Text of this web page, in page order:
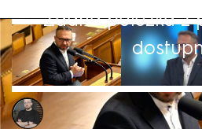
Žádná položka z
Marek Pausz
25. bře 2026, 12:02